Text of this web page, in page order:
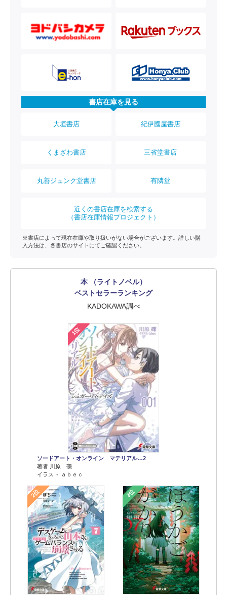
書店在庫を見る
大垣書店 紀伊國屋書店
くまざわ書店 三省堂書店
丸善ジュンク堂書店 有隣堂
近くの書店在庫を検索する
（書店在庫情報プロジェクト）
※書店によって現在在庫や取り扱いがない場合がございます。詳しい購
入方法は、各書店のサイトにてご確認ください。
本 （ライトノベル）
ベストセラーランキング
KADOKAWA調べ
1位
ソードアート・オンライン マテリアル…2
著者 川原 礫
イラスト ａｂｅｃ
2位 3位